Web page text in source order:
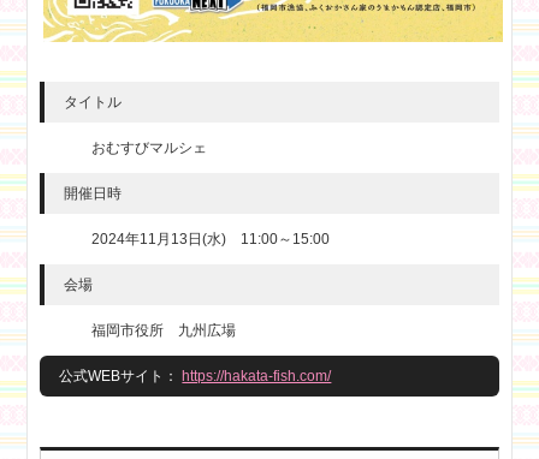
タイトル
おむすびマルシェ
開催日時
2024年11月13日(水) 11:00～15:00
会場
福岡市役所 九州広場
公式WEBサイト：https://hakata-fish.com/